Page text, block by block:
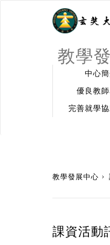
教學
中心
優良教
完善就學協
教學發展中心
課資活動